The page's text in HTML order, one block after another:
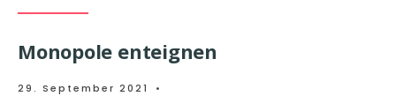
Monopole enteignen
29. September 2021 •